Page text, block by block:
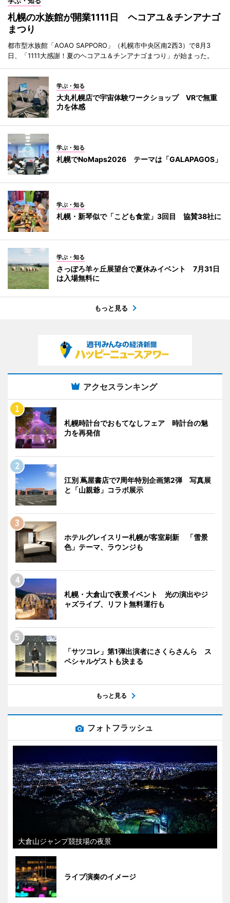
札幌の水族館が開業1111日 ヘコアユ＆チンアナゴ
まつり
都市型水族館「AOAO SAPPORO」（札幌市中央区南2西3）で8月3
日、「1111大感謝！夏のヘコアユ＆チンアナゴまつり」が始まった。
学ぶ・知る
大丸札幌店で宇宙体験ワークショップ VRで無重
力を体感
学ぶ・知る
札幌でNoMaps2026 テーマは「GALAPAGOS」
学ぶ・知る
札幌・新琴似で「こども食堂」3回目 協賛38社に
学ぶ・知る
さっぽろ羊ヶ丘展望台で夏休みイベント 7月31日
は入場無料に
もっと見る
アクセスランキング
札幌時計台でおもてなしフェア 時計台の魅
力を再発信
江別 蔦屋書店で7周年特別企画第2弾 写真展
と「山親爺」コラボ展示
ホテルグレイスリー札幌が客室刷新 「雪景
色」テーマ、ラウンジも
札幌・大倉山で夜景イベント 光の演出やジ
ャズライブ、リフト無料運行も
「サツコレ」第1弾出演者にさくらさんら ス
ペシャルゲストも決まる
もっと見る
フォトフラッシュ
大倉山ジャンプ競技場の夜景
ライブ演奏のイメージ